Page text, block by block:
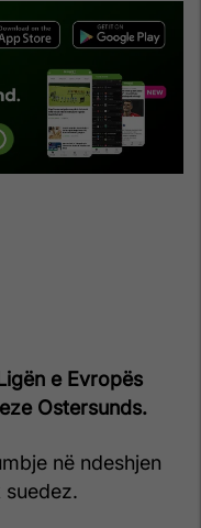
e Evropës
Ostersunds.
në ndeshjen
suedez.